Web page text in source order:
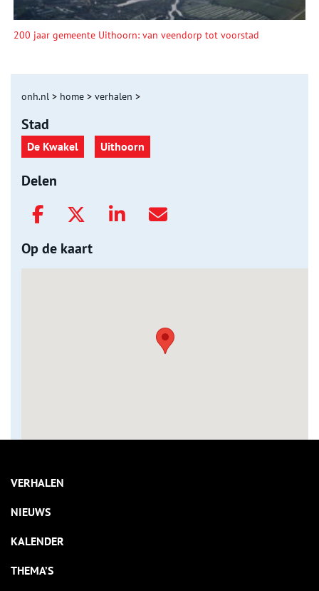
200 jaar gemeente Uithoorn: van veendorp tot voorstad
onh.nl > home > verhalen >
Stad
De Kwakel Uithoorn
Delen
Op de kaart
VERHALEN
NIEUWS
KALENDER
THEMA’S